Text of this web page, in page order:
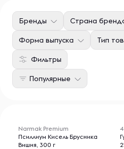
Фильтры
Бренды Страна
Форма выпуска Тип
Популярные
Narmak Premium
Псиллиум Кисель Брусника
Вишня, 300 г